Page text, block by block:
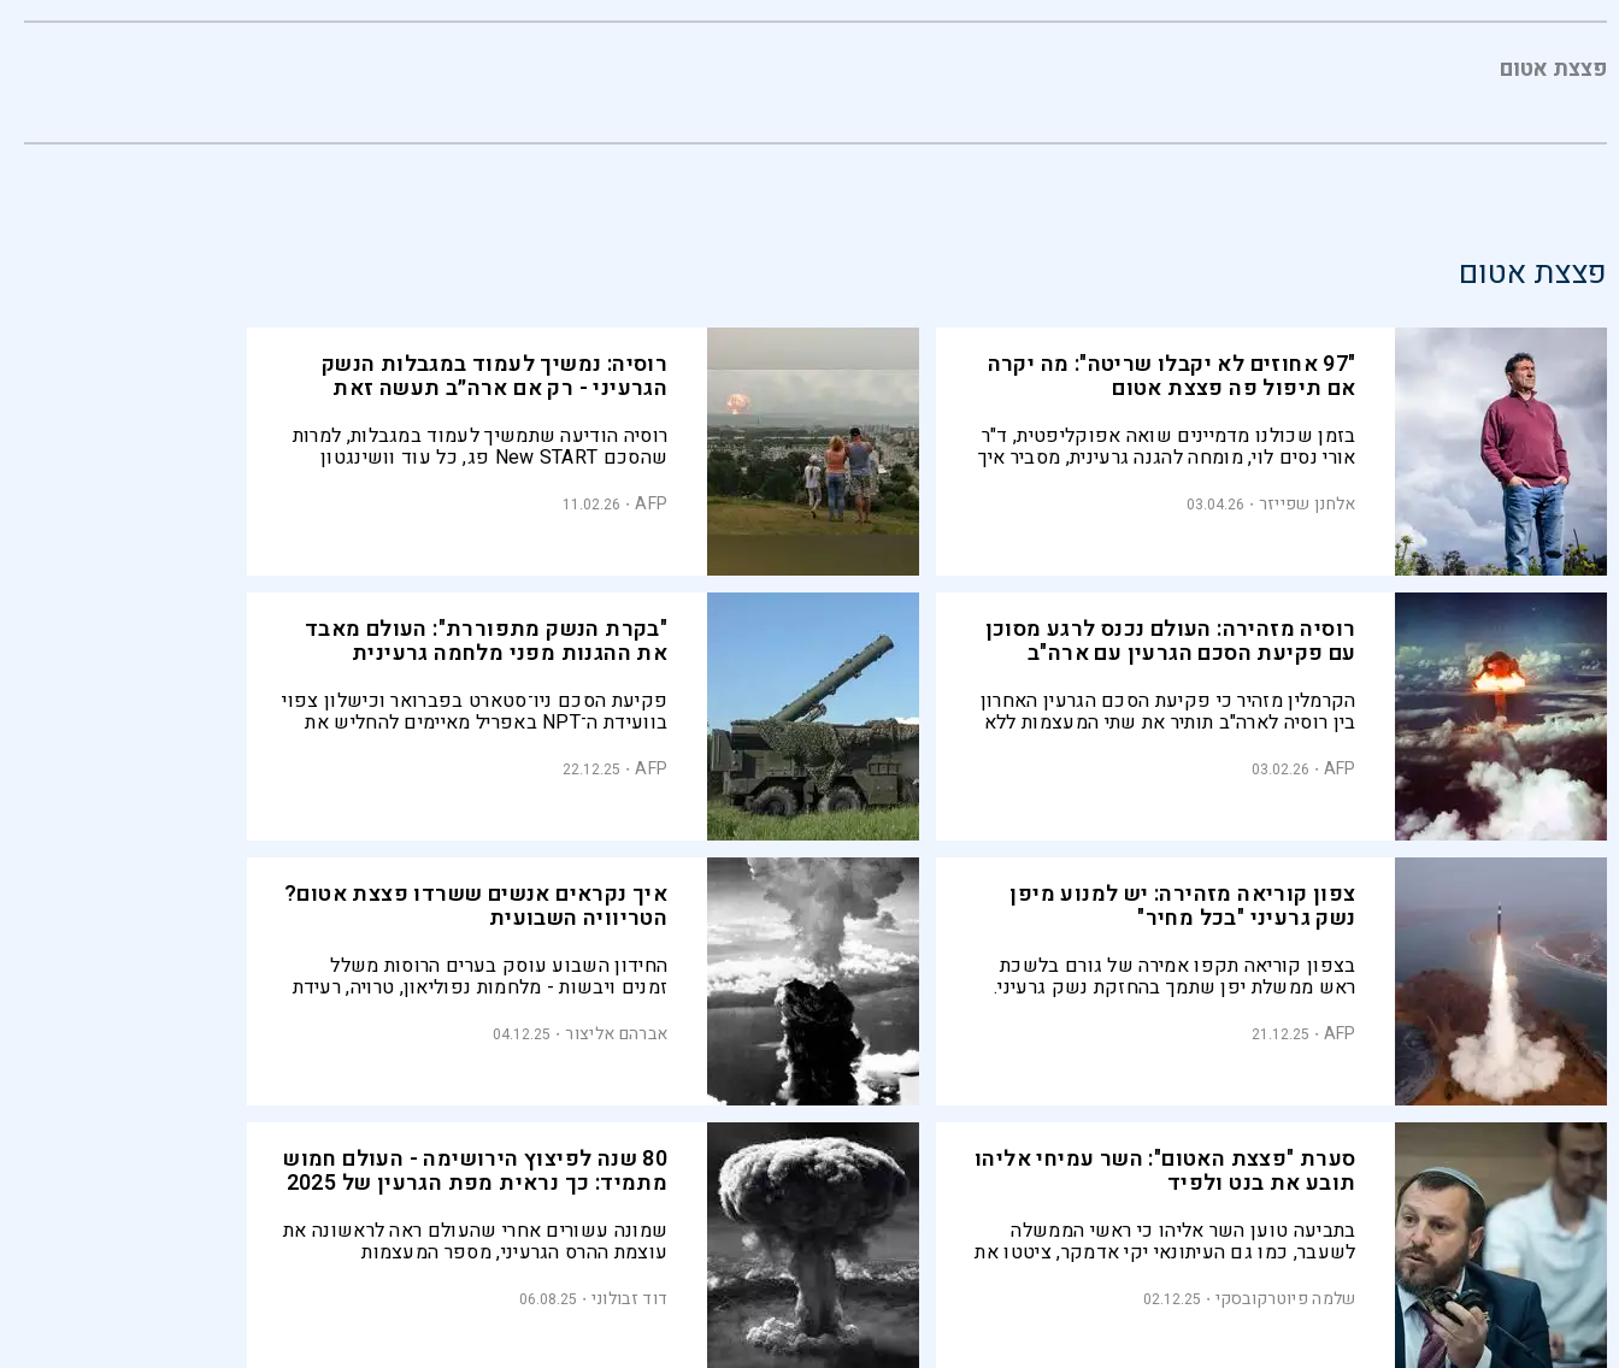
פצצת אטום
פצצת אטום
"97 אחוזים לא יקבלו שריטה": מה יקרה
אם תיפול פה פצצת אטום
בזמן שכולנו מדמיינים שואה אפוקליפטית, ד"ר
אורי נסים לוי, מומחה להגנה גרעינית, מסביר איך
קיצון של פצצת אטום
אלחנן שפייזר 03.04.26
רוסיה: נמשיך לעמוד במגבלות הנשק
הגרעיני - רק אם ארה״ב תעשה זאת
רוסיה הודיעה שתמשיך לעמוד במגבלות, למרות
שהסכם New START פג, כל עוד וושינגטון
תקפה, אבל רק בתנאי אחד"
AFP
11.02.26
רוסיה מזהירה: העולם נכנס לרגע מסוכן
עם פקיעת הסכם הגרעין עם ארה"ב
הקרמלין מזהיר כי פקיעת הסכם הגרעין האחרון
בין רוסיה לארה"ב תותיר את שתי המעצמות ללא
אוקראינה וקיפאון במגעים הדיפלומטיים בין
AFP
03.02.26
"בקרת הנשק מתפוררת": העולם מאבד
את ההגנות מפני מלחמה גרעינית
פקיעת הסכם ניו־סטארט בפברואר וכישלון צפוי
בוועידת ה־NPT באפריל מאיימים להחליש את
מתיחות בין ארה״ב, רוסיה וסין וטכנולוגיות
AFP
22.12.25
צפון קוריאה מזהירה: יש למנוע מיפן
נשק גרעיני "בכל מחיר"
בצפון קוריאה תקפו אמירה של גורם בלשכת
ראש ממשלת יפן שתמך בהחזקת נשק גרעיני.
והזהירה שאסיה והעולם עלולים לשלם מחיר
AFP
21.12.25
איך נקראים אנשים ששרדו פצצת אטום?
הטריוויה השבועית
החידון השבוע עוסק בערים הרוסות משלל
זמנים ויבשות - מלחמות נפוליאון, טרויה, רעידת
אחת
אברהם אליצור 04.12.25
סערת "פצצת האטום": השר עמיחי אליהו
תובע את בנט ולפיד
בתביעה טוען השר אליהו כי ראשי הממשלה
לשעבר, כמו גם העיתונאי יקי אדמקר, ציטטו את
סכום זהה מבנט ומחצית הסכום מאדמקר
שלמה פיוטרקובסקי 02.12.25
80 שנה לפיצוץ הירושימה - העולם חמוש
מתמיד: כך נראית מפת הגרעין של 2025
שמונה עשורים אחרי שהעולם ראה לראשונה את
עוצמת ההרס הגרעיני, מספר המעצמות
תשע מאיימות בארסנלים מסוכנים פי כמה,
דוד זבולוני 06.08.25